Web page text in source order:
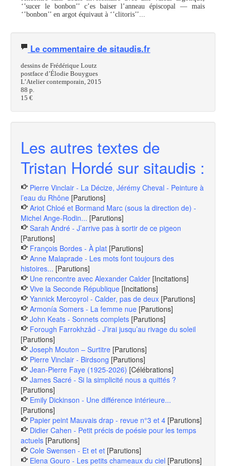
‘’sucer le bonbon’’ c’es baiser l’anneau épiscopal — mais
‘’bonbon’’ en argot équivaut à ‘’clitoris’’...
Le commentaire de sitaudis.fr
dessins de Frédérique Loutz
postface d’Élodie Bouygues
L’Atelier contemporain, 2015
88 p.
15 €
Les autres textes de
Tristan Hordé sur sitaudis :
Pierre Vinclair - La Décize, Jérémy Cheval - Peinture à
l’eau du Rhône [Parutions]
Ariot Chloé et Bormand Marc (sous la direction de) -
Michel Ange-Rodin... [Parutions]
Sarah André - J’arrive pas à sortir de ce pigeon
[Parutions]
François Bordes - À plat [Parutions]
Anne Malaprade - Les mots font toujours des
histoires... [Parutions]
Une rencontre avec Alexander Calder [Incitations]
Vive la Seconde République [Incitations]
Yannick Mercoyrol - Calder, pas de deux [Parutions]
Armonía Somers - La femme nue [Parutions]
John Keats - Sonnets complets [Parutions]
Forough Farrokhzâd - J’irai jusqu’au rivage du soleil
[Parutions]
Joseph Mouton – Surtitre [Parutions]
Pierre Vinclair - Birdsong [Parutions]
Jean-Pierre Faye (1925-2026) [Célébrations]
James Sacré - Si la simplicité nous a quittés ?
[Parutions]
Emily Dickinson - Une différence intérieure...
[Parutions]
Papier peint Mauvais drap - revue n°3 et 4 [Parutions]
Didier Cahen - Petit précis de poésie pour les temps
actuels [Parutions]
Cole Swensen - Et et et [Parutions]
Elena Gouro - Les petits chameaux du ciel [Parutions]